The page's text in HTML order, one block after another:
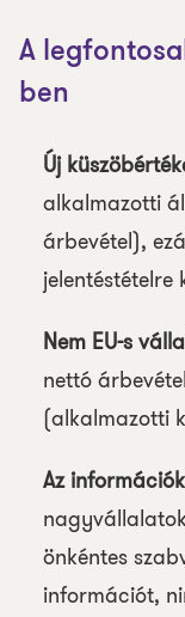
A
ben
Új
alkalmazotti
árbevétel),
jelentéstételre
Nem EU-s
nettó
(alkalmazotti
Az
önkéntes
információt,